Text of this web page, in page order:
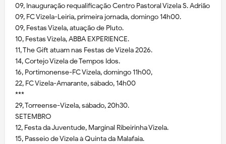
09, Inauguração requalificação Centro Pastoral Vizela S. Adrião
09, FC Vizela-Leiria, primeira jornada, domingo 14h00.
09, Festas Vizela, atuação de Pluto.
10, Festas Vizela, ABBA EXPERIENCE.
11, The Gift atuam nas Festas de Vizela 2026.
14, Cortejo Vizela de Tempos Idos.
16, Portimonense-FC Vizela, domingo 11h00,
22, FC Vizela-Amarante, sábado, 14h00
***
29, Torreense-Vizela, sábado, 20h30.
SETEMBRO
12, Festa da Juventude, Marginal Ribeirinha Vizela.
15, Passeio de Vizela à Quinta da Malafaia.